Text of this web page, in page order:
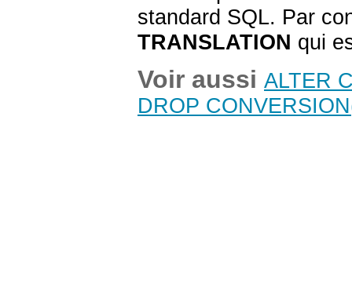
standard SQL. Par
TRANSLATION qui
Voir aussi ALTER
DROP CONVERSION